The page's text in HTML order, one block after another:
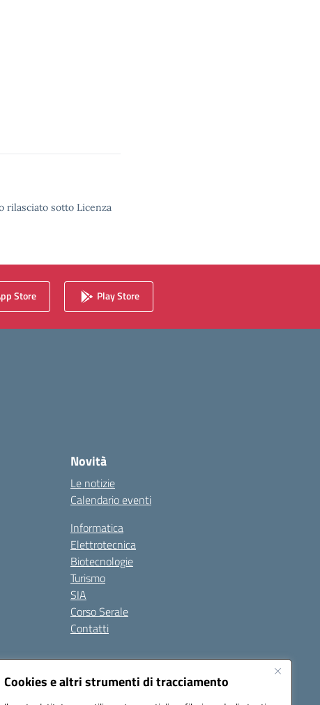
Cookies e altri strumenti di tracciamento
rilasciato sotto Licenza
Store Play Store
Novità
Le notizie
Calendario eventi
Informatica
Elettrotecnica
Biotecnologie
Turismo
SIA
Corso Serale
Contatti
OIV Seguici su: